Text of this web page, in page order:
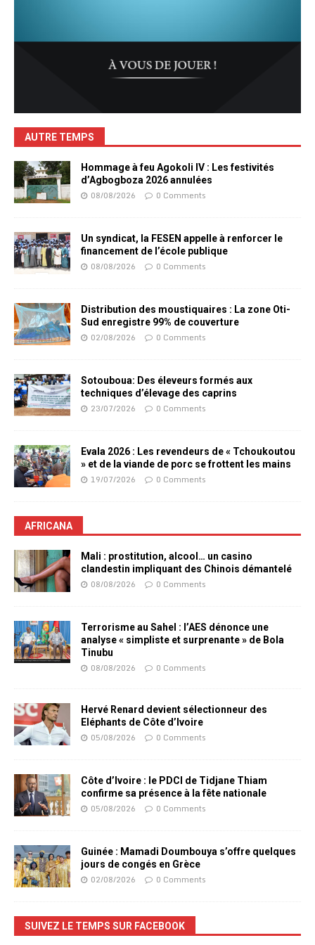
AUTRE TEMPS
Hommage à feu Agokoli IV : Les festivités
d’Agbogboza 2026 annulées
08/08/2026 0 Comments
Un syndicat, la FESEN appelle à renforcer le
financement de l’école publique
08/08/2026 0 Comments
Distribution des moustiquaires : La zone Oti-
Sud enregistre 99% de couverture
02/08/2026 0 Comments
Sotouboua: Des éleveurs formés aux
techniques d’élevage des caprins
23/07/2026 0 Comments
Evala 2026 : Les revendeurs de « Tchoukoutou
» et de la viande de porc se frottent les mains
19/07/2026 0 Comments
AFRICANA
Mali : prostitution, alcool… un casino
clandestin impliquant des Chinois démantelé
08/08/2026 0 Comments
Terrorisme au Sahel : l’AES dénonce une
analyse « simpliste et surprenante » de Bola
Tinubu
08/08/2026 0 Comments
Hervé Renard devient sélectionneur des
Eléphants de Côte d’Ivoire
05/08/2026 0 Comments
Côte d’Ivoire : le PDCI de Tidjane Thiam
confirme sa présence à la fête nationale
05/08/2026 0 Comments
Guinée : Mamadi Doumbouya s’offre quelques
jours de congés en Grèce
02/08/2026 0 Comments
SUIVEZ LE TEMPS SUR FACEBOOK